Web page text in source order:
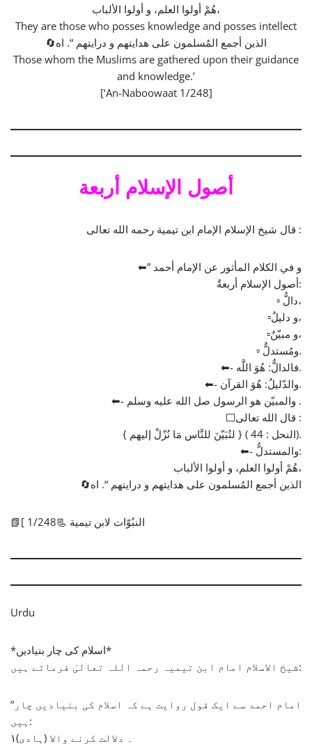
هُمْ أولوا العلم، و أولوا الألباب،
They are those who posses knowledge and posses intellect
🔄الذين أجمع المُسلمون على هدايتهم و درايتهم “. اه
Those whom the Muslims are gathered upon their guidance
and knowledge.’
[‘An-Naboowaat 1/248]
أصول الإسلام أربعة
قال شيخ الإسلام الإمام ابن تيمية رحمه الله تعالى :
⬅” و في الكلام المأثور عن الإمام أحمد
أصول الإسلام أربعةٌ:
▫ دالُّ،
▫و دليلٌ،
▫و مبيّنٌ،
▫ ومُستدلٌّ.
⬅- فالدالٌّ: هُوَ اللَّه.
⬅- والدّليلُ: هُوَ القرآن.
⬅- والمبيّن هو الرسول صل الله عليه وسلم .
⬜قال الله تعالى :
{ لتُبَيّنَ للنَّاس مَا نُزّلْ إليهم } ( النحل : 44).
⬅- والمستدلُّ:
هُمْ أولوا العلم، و أولوا الألباب،
🔄الذين أجمع المُسلمون على هدايتهم و درايتهم “. اه
📗[ النبُوّات لابن تيمية 📃1/248
Urdu
*اسلام کی چار بنیادیں*
شیخ الاسلام امام ابن تیمیہ رحمہ اللہ تعالیٰ فرماتے ہیں:
“امام احمد سے ایک قول روایت ہے کہ اسلام کی بنیادیں چار
ہیں:
۱۔ دلالت کرنے والا (ہادی)